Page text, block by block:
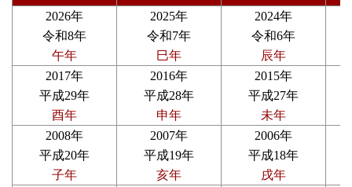
2026年
令和8年
午年
2025年
令和7年
巳年
2024年
令和6年
辰年
2017年
平成29年
酉年
2016年
平成28年
申年
2015年
平成27年
未年
2008年
平成20年
子年
2007年
平成19年
亥年
2006年
平成18年
戌年